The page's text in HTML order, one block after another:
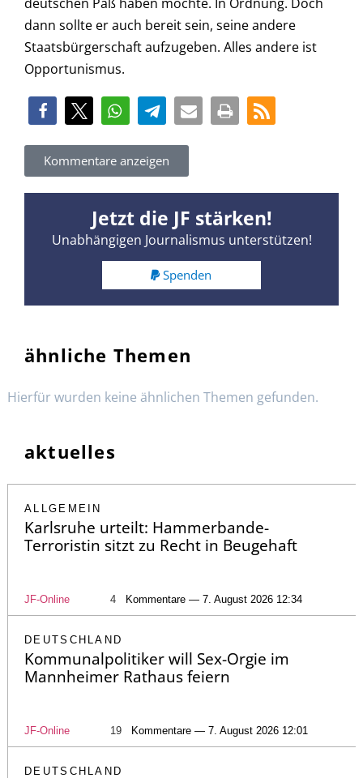
dann sollte er auch bereit sein, seine andere
Staatsbürgerschaft aufzugeben. Alles andere ist
Opportunismus.
Kommentare anzeigen
Jetzt die JF stärken!
Unabhängigen Journalismus unterstützen!
Spenden
ähnliche Themen
Hierfür wurden keine ähnlichen Themen gefunden.
aktuelles
ALLGEMEIN
Karlsruhe urteilt: Hammerbande-
Terroristin sitzt zu Recht in Beugehaft
JF-Online 4 Kommentare — 7. August 2026 12:34
DEUTSCHLAND
Kommunalpolitiker will Sex-Orgie im
Mannheimer Rathaus feiern
JF-Online 19 Kommentare — 7. August 2026 12:01
DEUTSCHLAND